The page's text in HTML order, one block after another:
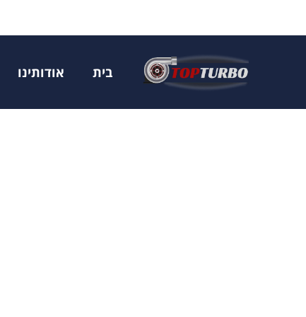
בית אודותינו